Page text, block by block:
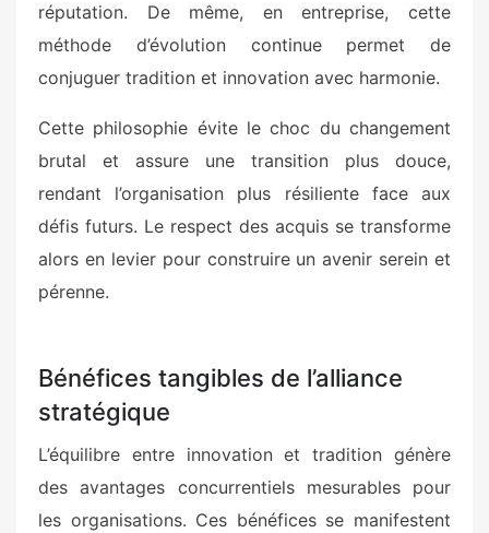
réputation. De même, en entreprise, cette
méthode d’évolution continue permet de
conjuguer tradition et innovation avec harmonie.
Cette philosophie évite le choc du changement
brutal et assure une transition plus douce,
rendant l’organisation plus résiliente face aux
défis futurs. Le respect des acquis se transforme
alors en levier pour construire un avenir serein et
pérenne.
Bénéfices tangibles de l’alliance
stratégique
L’équilibre entre innovation et tradition génère
des avantages concurrentiels mesurables pour
les organisations. Ces bénéfices se manifestent